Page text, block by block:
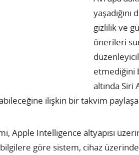
gizlilik ve
önerileri
etmediğini
altında Siri
ilişkin bir takvim
Apple Intelligence altyapısı
göre sistem, cihaz